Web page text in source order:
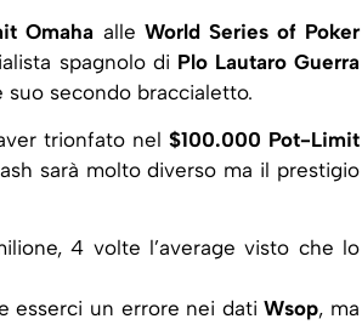
Omaha alle World Series of Poker
spagnolo di Plo Lautaro Guerra
suo secondo braccialetto.
trionfato nel $100.000 Pot-Limit
sarà molto diverso ma il prestigio
4 volte l’average visto che lo
esserci un errore nei datiWsop, ma